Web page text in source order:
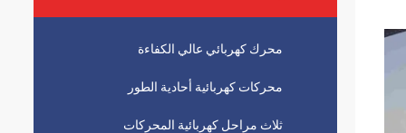
محرك كهربائي عالي الكفاءة
محركات كهربائية أحادية الطور
ثلاث مراحل كهربائية المحركات